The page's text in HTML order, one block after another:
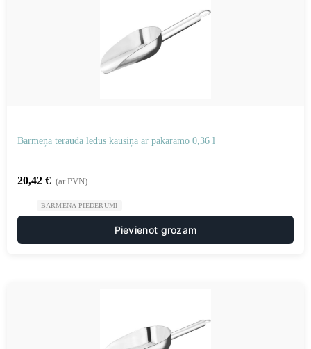
Bārmeņa tērauda ledus kausiņa ar pakaramo 0,36 l
20,42 € (ar PVN)
BĀRMEŅA PIEDERUMI
Pievienot grozam